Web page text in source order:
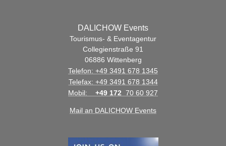
DALICHOW Events
Tourismus- & Eventagentur
Collegienstraße 91
06886 Wittenberg
Telefon: +49 3491 678 1345
Telefax: +49 3491 678 1344
Mobil:
+49 172 70 60 927
Mail an DALICHOW Events